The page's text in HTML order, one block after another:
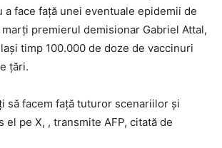
a face faţă unei eventuale epidemii de
premierul demisionar Gabriel Attal,
timp 100.000 de doze de vaccinuri
ţări.
să facem faţă tuturor scenariilor şi
el pe X, , transmite AFP, citată de